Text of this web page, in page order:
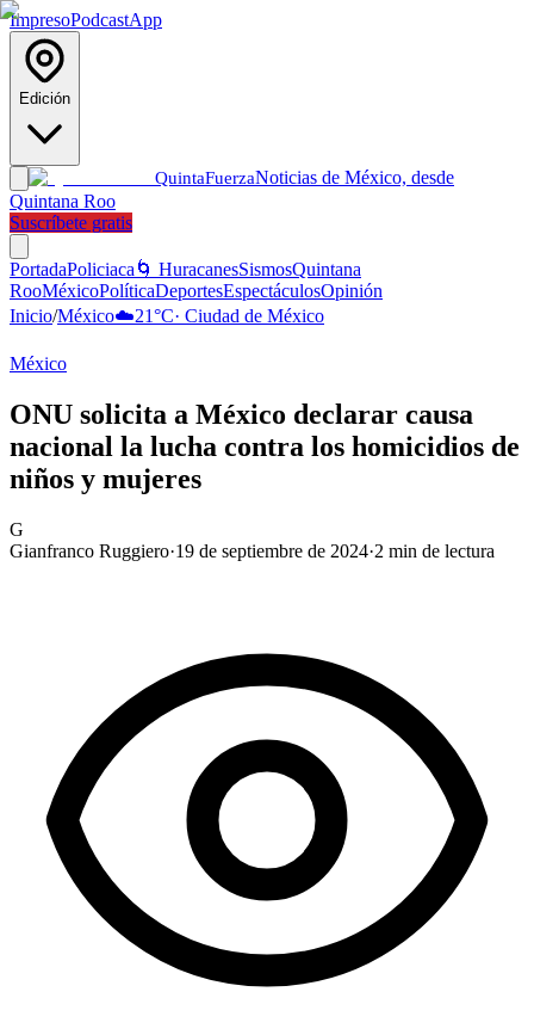
ImpresoPodcastApp
Edición
QuintaFuerzaNoticias de México, desde
Quintana Roo
Suscríbete gratis
PortadaPoliciaca 🌀 HuracanesSismosQuintana
RooMéxicoPolíticaDeportesEspectáculosOpinión
Inicio/México☁️21°C· Ciudad de México
México
ONU solicita a México declarar causa
nacional la lucha contra los homicidios de
niños y mujeres
G
Gianfranco Ruggiero·19 de septiembre de 2024·2 min de lectura